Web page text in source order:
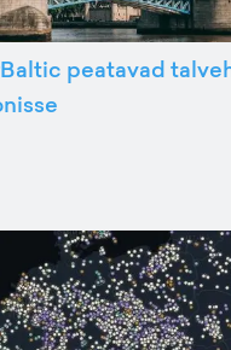
peatavad